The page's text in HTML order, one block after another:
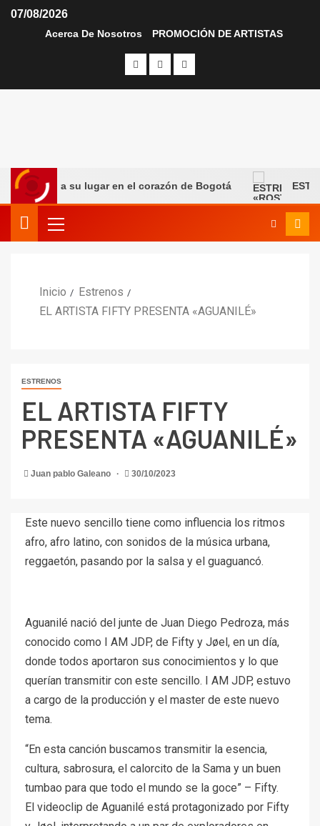
07/08/2026
Acerca De Nosotros PROMOCIÓN DE ARTISTAS
su lugar en el corazón de Bogotá
Inicio
Estrenos
EL ARTISTA FIFTY PRESENTA «AGUANILÉ»
ESTRENOS
EL ARTISTA FIFTY
PRESENTA «AGUANILÉ»
Juan pablo Galeano 30/10/2023
Este nuevo sencillo tiene como influencia los ritmos
afro, afro latino, con sonidos de la música urbana,
reggaetón, pasando por la salsa y el guaguancó.
Aguanilé nació del junte de Juan Diego Pedroza, más
conocido como I AM JDP, de Fifty y Jøel, en un día,
donde todos aportaron sus conocimientos y lo que
querían transmitir con este sencillo. I AM JDP, estuvo
a cargo de la producción y el master de este nuevo
tema.
“En esta canción buscamos transmitir la esencia,
cultura, sabrosura, el calorcito de la Sama y un buen
tumbao para que todo el mundo se la goce” – Fifty.
El videoclip de Aguanilé está protagonizado por Fifty